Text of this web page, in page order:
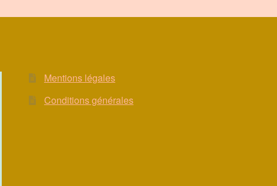
Mentions légales
Conditions générales